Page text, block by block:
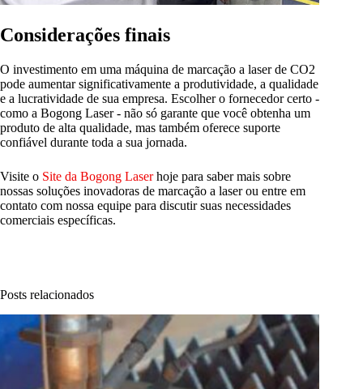
Considerações finais
O investimento em uma máquina de marcação a laser de CO2
pode aumentar significativamente a produtividade, a qualidade
e a lucratividade de sua empresa. Escolher o fornecedor certo -
como a Bogong Laser - não só garante que você obtenha um
produto de alta qualidade, mas também oferece suporte
confiável durante toda a sua jornada.
Visite o Site da Bogong Laserhoje para saber mais sobre
nossas soluções inovadoras de marcação a laser ou entre em
contato com nossa equipe para discutir suas necessidades
comerciais específicas.
Posts relacionados